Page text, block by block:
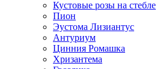
Кустовые розы на стебле
Пион
Эустома Лизиантус
Антуриум
Цинния Ромашка
Хризантема